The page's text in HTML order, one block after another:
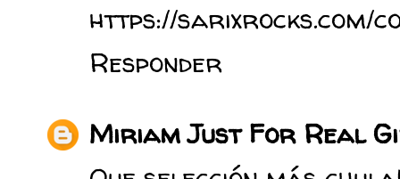
https://sarixrocks.com/
Responder
Miriam Just For Real